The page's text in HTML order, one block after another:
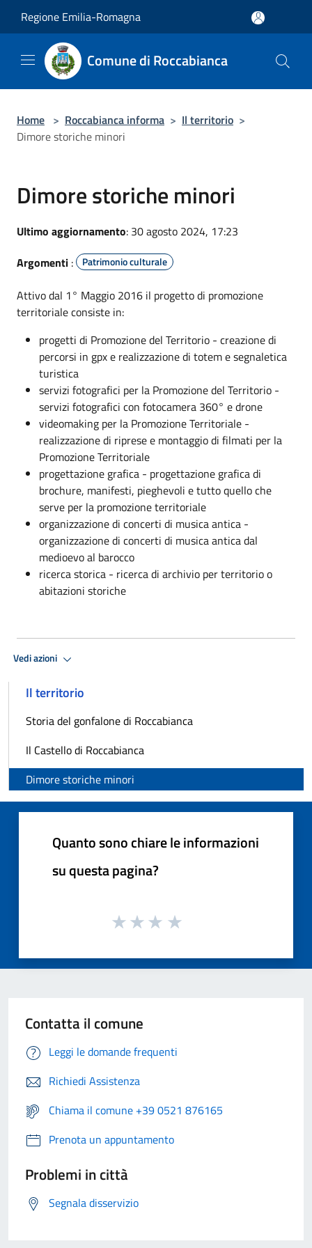
Regione Emilia-Romagna
Comune di Roccabianca
Home > Roccabianca informa > Il territorio >
Dimore storiche minori
Dimore storiche minori
Ultimo aggiornamento: 30 agosto 2024, 17:23
Argomenti : Patrimonio culturale
Attivo dal 1° Maggio 2016 il progetto di promozione
territoriale consiste in:
progetti di Promozione del Territorio - creazione di
percorsi in gpx e realizzazione di totem e segnaletica
turistica
servizi fotografici per la Promozione del Territorio -
servizi fotografici con fotocamera 360° e drone
videomaking per la Promozione Territoriale -
realizzazione di riprese e montaggio di filmati per la
Promozione Territoriale
progettazione grafica - progettazione grafica di
brochure, manifesti, pieghevoli e tutto quello che
serve per la promozione territoriale
organizzazione di concerti di musica antica -
organizzazione di concerti di musica antica dal
medioevo al barocco
ricerca storica - ricerca di archivio per territorio o
abitazioni storiche
Vedi azioni
Il territorio
Storia del gonfalone di Roccabianca
Il Castello di Roccabianca
Dimore storiche minori
Quanto sono chiare le informazioni
su questa pagina?
Contatta il comune
Leggi le domande frequenti
Richiedi Assistenza
Chiama il comune +39 0521 876165
Prenota un appuntamento
Problemi in città
Segnala disservizio